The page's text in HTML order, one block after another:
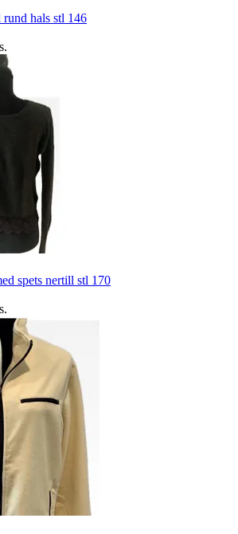
hals stl 146
.
spets nertill stl 170
.